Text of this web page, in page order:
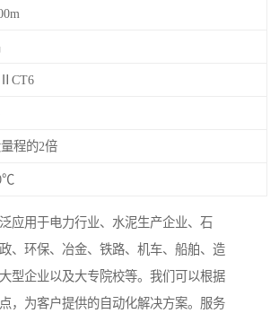
程的2倍
应用于电力行业、水泥生产企业、石
、环保、冶金、铁路、机车、船舶、造
型企业以及大专院校等。我们可以根据
，为客户提供的自动化解决方案。服务